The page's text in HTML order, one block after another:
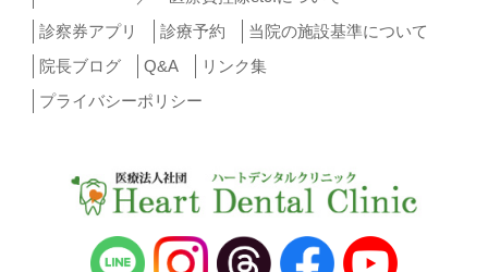
診察券アプリ
診療予約
当院の施設基準について
院長ブログ
Q&A
リンク集
プライバシーポリシー